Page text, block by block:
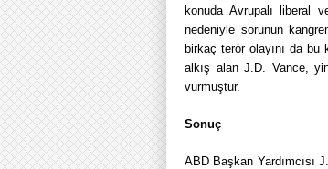
konuda Avrupalı liberal
nedeniyle sorunun
birkaç terör olayını da
alkış alan J.D. Vance,
vurmuştur.
Sonuç
ABD Başkan Yardımcısı